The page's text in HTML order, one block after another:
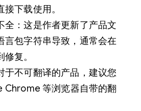
下载使用。
全：这是作者更新了产品文
言包字符串导致，通常会在
复。
于不可翻译的产品，建议您
Chrome 等浏览器自带的翻